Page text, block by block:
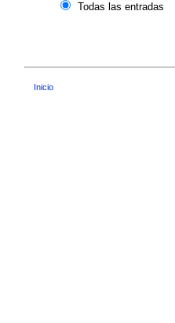
Todas las entradas
Inicio